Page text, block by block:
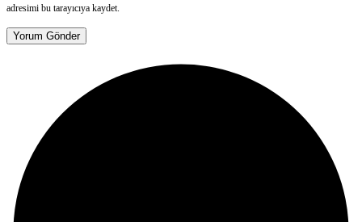
adresimi bu tarayıcıya kaydet.
Yorum Gönder